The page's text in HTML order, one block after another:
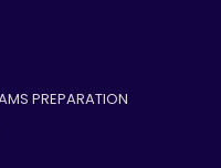
PREPARATION